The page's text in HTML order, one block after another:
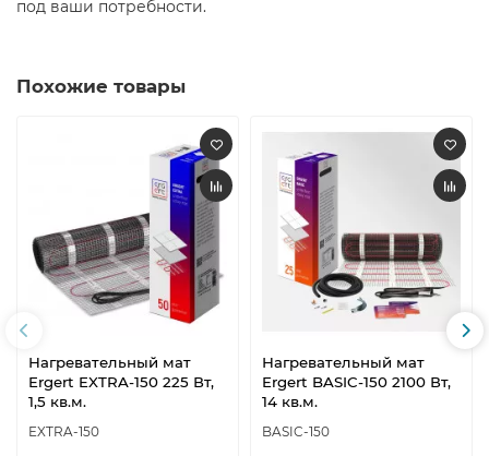
под ваши потребности.
Похожие товары
Нагревательный мат
Ergert EXTRA-150 225 Вт,
1,5 кв.м.
EXTRA-150
Нагревательный мат
Ergert BASIC-150 2100 Вт,
14 кв.м.
BASIC-150